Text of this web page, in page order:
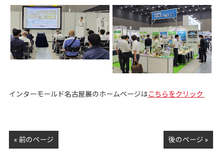
インターモールド名古屋展のホームページはこちらをクリック
« 前のページ 後のページ »